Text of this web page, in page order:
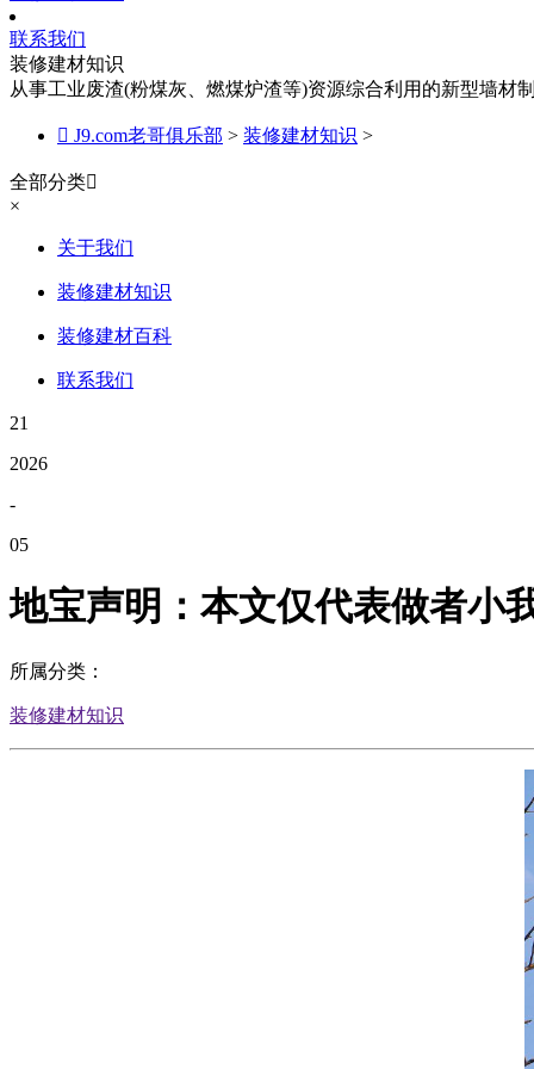
联系我们
装修建材知识
从事工业废渣(粉煤灰、燃煤炉渣等)资源综合利用的新型墙材
 J9.com老哥俱乐部 > 装修建材知识 >
全部分类
×
关于我们
装修建材知识
装修建材百科
联系我们
21
2026
-
05
地宝声明：本文仅代表做者小
所属分类：
装修建材知识